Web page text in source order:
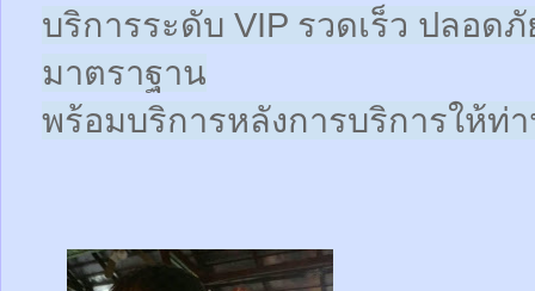
บริการระดับ VIP รวดเร็ว ปลอด
มาตราฐาน
พร้อมบริการหลังการบริการให้ท่